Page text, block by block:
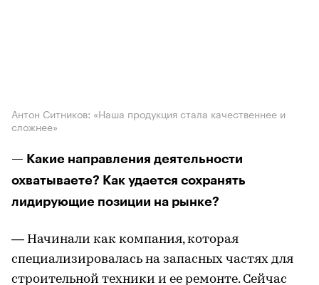
Антон Ситников: «Наша продукция стала качественнее и
сложнее»
— Какие направления деятельности
охватываете? Как удается сохранять
лидирующие позиции на рынке?
— Начинали как компания, которая
специализировалась на запасных частях для
строительной техники и ее ремонте. Сейчас